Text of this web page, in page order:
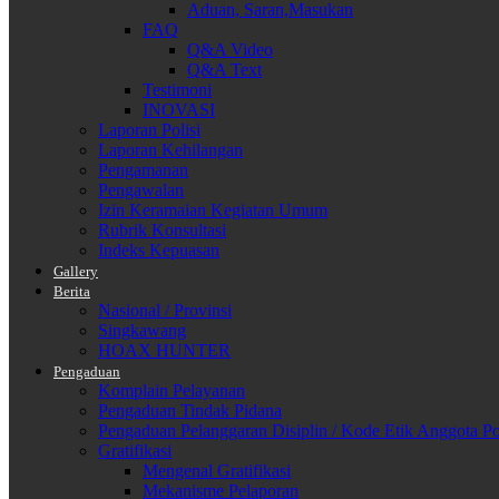
Aduan, Saran,Masukan
FAQ
Q&A Video
Q&A Text
Testimoni
INOVASI
Laporan Polisi
Laporan Kehilangan
Pengamanan
Pengawalan
Izin Keramaian Kegiatan Umum
Rubrik Konsultasi
Indeks Kepuasan
Gallery
Berita
Nasional / Provinsi
Singkawang
HOAX HUNTER
Pengaduan
Komplain Pelayanan
Pengaduan Tindak Pidana
Pengaduan Pelanggaran Disiplin / Kode Etik Anggota
Gratifikasi
Mengenal Gratifikasi
Mekanisme Pelaporan